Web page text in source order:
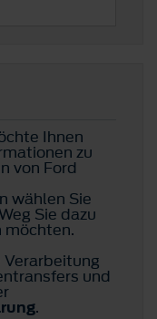
Ihnen
zu
von Ford
wählen Sie
Sie dazu
möchten.
und
.